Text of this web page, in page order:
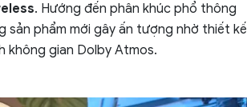
. Hướng đến phân khúc phổ thông
sản phẩm mới gây ấn tượng nhờ thiết kế
không gian Dolby Atmos.